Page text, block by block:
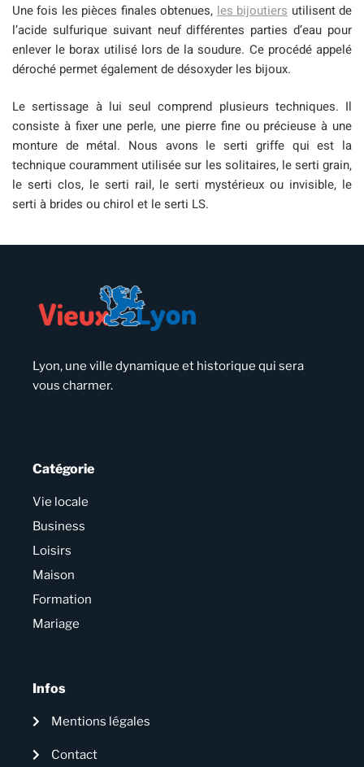
Une fois les pièces finales obtenues, les bijoutiers utilisent de
l’acide sulfurique suivant neuf différentes parties d’eau pour
enlever le borax utilisé lors de la soudure. Ce procédé appelé
déroché permet également de désoxyder les bijoux.
Le sertissage à lui seul comprend plusieurs techniques. Il
consiste à fixer une perle, une pierre fine ou précieuse à une
monture de métal. Nous avons le serti griffe qui est la
technique couramment utilisée sur les solitaires, le serti grain,
le serti clos, le serti rail, le serti mystérieux ou invisible, le
serti à brides ou chirol et le serti LS.
Lyon, une ville dynamique et historique qui sera
vous charmer.
Catégorie
Vie locale
Business
Loisirs
Maison
Formation
Mariage
Infos
Mentions légales
Contact